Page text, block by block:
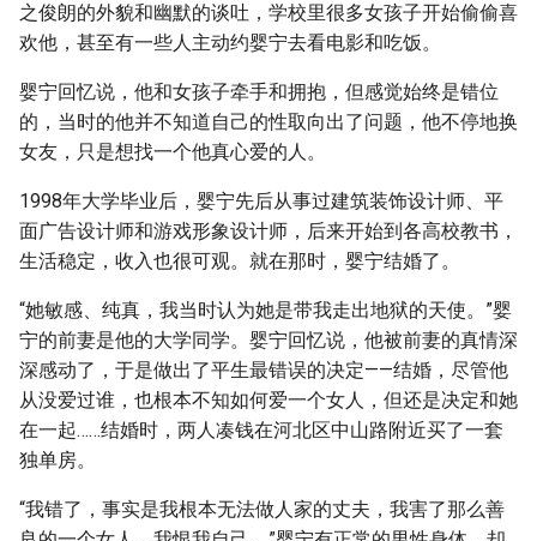
之俊朗的外貌和幽默的谈吐，学校里很多女孩子开始偷偷喜
欢他，甚至有一些人主动约婴宁去看电影和吃饭。
婴宁回忆说，他和女孩子牵手和拥抱，但感觉始终是错位
的，当时的他并不知道自己的性取向出了问题，他不停地换
女友，只是想找一个他真心爱的人。
1998年大学毕业后，婴宁先后从事过建筑装饰设计师、平
面广告设计师和游戏形象设计师，后来开始到各高校教书，
生活稳定，收入也很可观。就在那时，婴宁结婚了。
“她敏感、纯真，我当时认为她是带我走出地狱的天使。”婴
宁的前妻是他的大学同学。婴宁回忆说，他被前妻的真情深
深感动了，于是做出了平生最错误的决定——结婚，尽管他
从没爱过谁，也根本不知如何爱一个女人，但还是决定和她
在一起……结婚时，两人凑钱在河北区中山路附近买了一套
独单房。
“我错了，事实是我根本无法做人家的丈夫，我害了那么善